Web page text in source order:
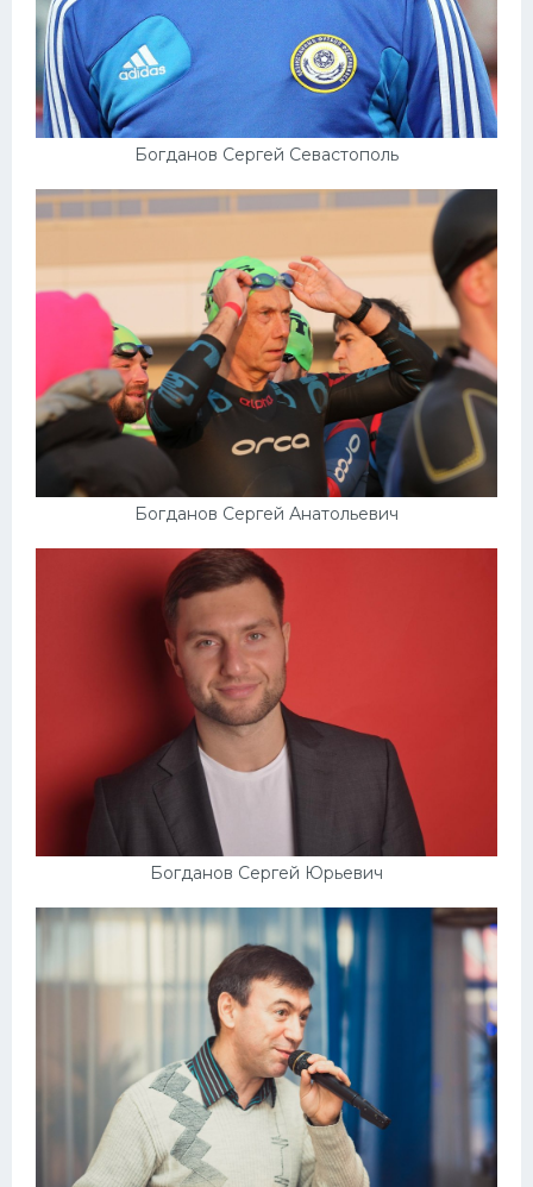
Богданов Сергей Севастополь
Богданов Сергей Анатольевич
Богданов Сергей Юрьевич